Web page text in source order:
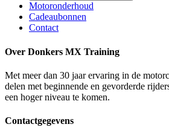
Motoronderhoud
Cadeaubonnen
Contact
Over Donkers MX Training
Met meer dan 30 jaar ervaring in de
delen met beginnende en gevorderde
een hoger niveau te komen.
Contactgegevens